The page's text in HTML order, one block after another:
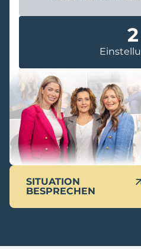
2
SITUATION
BESPRECHEN